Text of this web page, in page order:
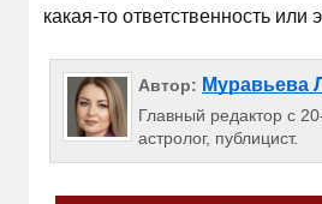
какая-то ответственность
Автор: Муравьева
Главный редактор с
астролог, публицист.